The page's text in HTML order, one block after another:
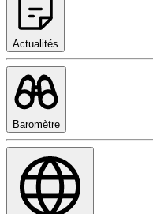
Actualités
Baromètre